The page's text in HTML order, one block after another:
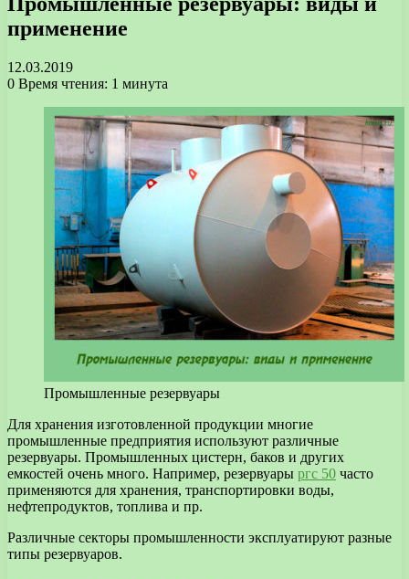
применение
12.03.2019
0 Время чтения: 1 минута
Промышленные резервуары
Для хранения изготовленной продукции многие
промышленные предприятия используют различные
резервуары. Промышленных цистерн, баков и других
емкостей очень много. Например, резервуары ргс 50 часто
применяются для хранения, транспортировки воды,
нефтепродуктов, топлива и пр.
Различные секторы промышленности эксплуатируют разные
типы резервуаров.